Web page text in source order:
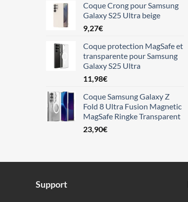
Coque Crong pour Samsung
Galaxy S25 Ultra beige
9,27€
Coque protection MagSafe et
transparente pour Samsung
Galaxy S25 Ultra
11,98€
Coque Samsung Galaxy Z
Fold 8 Ultra Fusion Magnetic
MagSafe Ringke Transparent
23,90€
Support